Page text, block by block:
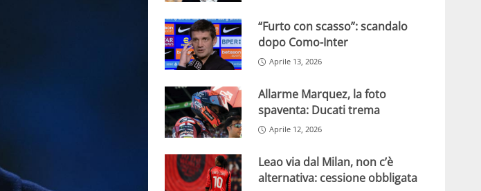
“Furto con scasso”: scandalo
dopo Como-Inter
Aprile 13, 2026
Allarme Marquez, la foto
spaventa: Ducati trema
Aprile 12, 2026
Leao via dal Milan, non c’è
alternativa: cessione obbligata